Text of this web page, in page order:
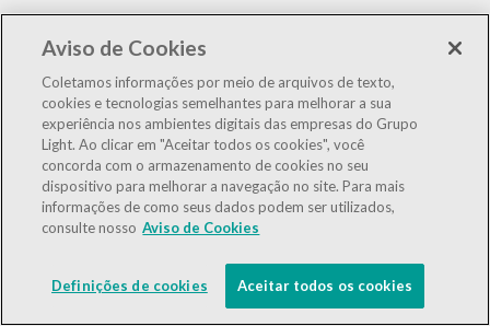
LIGT3 R$3,10 0,00%
IBOV 175.546 -1,23%
127.483 -0,99%
LGSXY R$0,00
Aviso de Cookies
Coletamos informações por meio de arquivos de texto,
cookies e tecnologias semelhantes para melhorar a sua
experiência nos ambientes digitais das empresas do Grupo
Light. Ao clicar em "Aceitar todos os cookies", você
concorda com o armazenamento de cookies no seu
dispositivo para melhorar a navegação no site. Para mais
informações de como seus dados podem ser utilizados,
consulte nosso Aviso de Cookies
Definições de cookies Aceitar todos os cookies